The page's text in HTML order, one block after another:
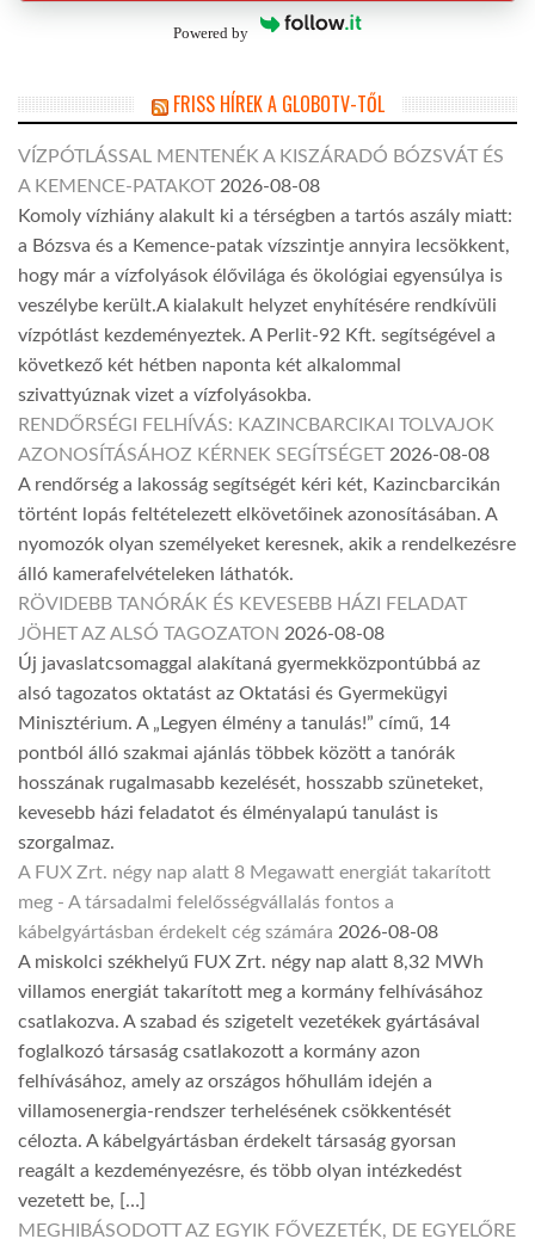
Powered by
FRISS HÍREK A GLOBOTV-TŐL
VÍZPÓTLÁSSAL MENTENÉK A KISZÁRADÓ BÓZSVÁT ÉS
A KEMENCE-PATAKOT 2026-08-08
Komoly vízhiány alakult ki a térségben a tartós aszály miatt:
a Bózsva és a Kemence-patak vízszintje annyira lecsökkent,
hogy már a vízfolyások élővilága és ökológiai egyensúlya is
veszélybe került.A kialakult helyzet enyhítésére rendkívüli
vízpótlást kezdeményeztek. A Perlit-92 Kft. segítségével a
következő két hétben naponta két alkalommal
szivattyúznak vizet a vízfolyásokba.
RENDŐRSÉGI FELHÍVÁS: KAZINCBARCIKAI TOLVAJOK
AZONOSÍTÁSÁHOZ KÉRNEK SEGÍTSÉGET 2026-08-08
A rendőrség a lakosság segítségét kéri két, Kazincbarcikán
történt lopás feltételezett elkövetőinek azonosításában. A
nyomozók olyan személyeket keresnek, akik a rendelkezésre
álló kamerafelvételeken láthatók.
RÖVIDEBB TANÓRÁK ÉS KEVESEBB HÁZI FELADAT
JÖHET AZ ALSÓ TAGOZATON 2026-08-08
Új javaslatcsomaggal alakítaná gyermekközpontúbbá az
alsó tagozatos oktatást az Oktatási és Gyermekügyi
Minisztérium. A „Legyen élmény a tanulás!” című, 14
pontból álló szakmai ajánlás többek között a tanórák
hosszának rugalmasabb kezelését, hosszabb szüneteket,
kevesebb házi feladatot és élményalapú tanulást is
szorgalmaz.
A FUX Zrt. négy nap alatt 8 Megawatt energiát takarított
meg - A társadalmi felelősségvállalás fontos a
kábelgyártásban érdekelt cég számára 2026-08-08
A miskolci székhelyű FUX Zrt. négy nap alatt 8,32 MWh
villamos energiát takarított meg a kormány felhívásához
csatlakozva. A szabad és szigetelt vezetékek gyártásával
foglalkozó társaság csatlakozott a kormány azon
felhívásához, amely az országos hőhullám idején a
villamosenergia-rendszer terhelésének csökkentését
célozta. A kábelgyártásban érdekelt társaság gyorsan
reagált a kezdeményezésre, és több olyan intézkedést
vezetett be, […]
MEGHIBÁSODOTT AZ EGYIK FŐVEZETÉK, DE EGYELŐRE